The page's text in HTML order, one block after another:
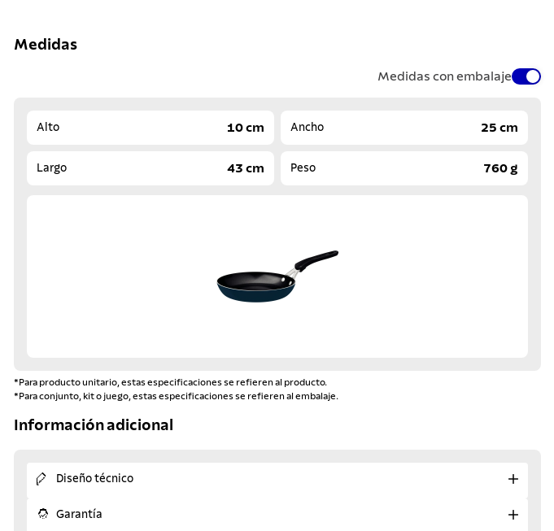
Medidas
Medidas con embalaje
Alto 10 cm Ancho 25 cm
Largo 43 cm Peso 760 g
*Para producto unitario, estas especificaciones se refieren al producto.
*Para conjunto, kit o juego, estas especificaciones se refieren al embalaje.
Información adicional
Diseño técnico
Garantía